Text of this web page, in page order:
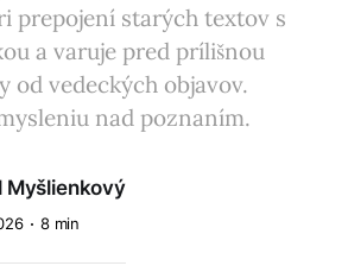
prepojení starých textov s
a varuje pred prílišnou
od vedeckých objavov.
nad poznaním.
Myšlienkový
8 min